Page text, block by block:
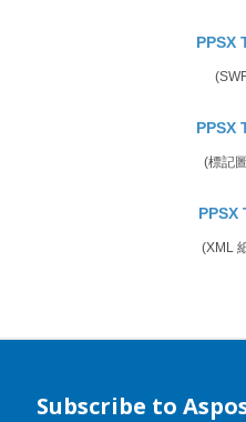
PPSX
PPSX
(標記
PPSX
(XML
Subscribe to